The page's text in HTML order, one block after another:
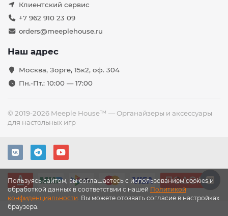
Пользуясь сайтом, вы соглашаетесь с использованием cookies и
обработкой данных в соответствии с нашей Политикой
конфиденциальности. Вы можете отозвать согласие в настройках
браузера.
Клиентский сервис
+7 962 910 23 09
orders@meeplehouse.ru
Наш адрес
Москва, Зорге, 15к2, оф. 304
Пн.-Пт.: 10:00 — 17:00
© 2019-2026 Meeple House™ — Органайзеры и аксессуары
для настольных игр